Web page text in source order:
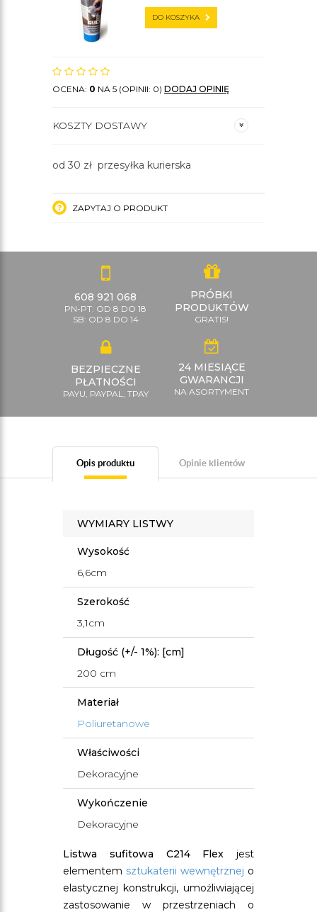
DO KOSZYKA
OCENA: 0 NA 5 (OPINII: 0) DODAJ OPINIĘ
KOSZTY DOSTAWY
od 30 zł przesyłka kurierska
ZAPYTAJ O PRODUKT
608 921 068
PN-PT: OD 8 DO 18
SB: OD 8 DO 14
PRÓBKI
PRODUKTÓW
GRATIS!
BEZPIECZNE
PŁATNOŚCI
PAYU, PAYPAL, TPAY
24 MIESIĄCE
GWARANCJI
NA ASORTYMENT
Opis produktu Opinie klientów
WYMIARY LISTWY
Wysokość
6,6cm
Szerokość
3,1cm
Długość (+/- 1%): [cm]
200 cm
Materiał
Poliuretanowe
Właściwości
Dekoracyjne
Wykończenie
Dekoracyjne
Listwa sufitowa C214 Flex jest
elementem sztukaterii wewnętrznej o
elastycznej konstrukcji, umożliwiającej
zastosowanie w przestrzeniach o